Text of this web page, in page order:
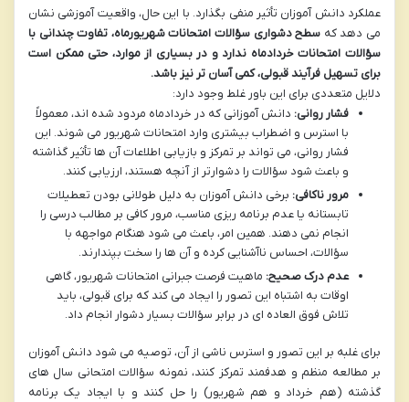
عملکرد دانش آموزان تأثیر منفی بگذارد. با این حال، واقعیت آموزشی نشان
می دهد که سطح دشواری سؤالات امتحانات شهریورماه، تفاوت چندانی با
سؤالات امتحانات خردادماه ندارد و در بسیاری از موارد، حتی ممکن است
برای تسهیل فرآیند قبولی، کمی آسان تر نیز باشد.
دلایل متعددی برای این باور غلط وجود دارد:
فشار روانی: دانش آموزانی که در خردادماه مردود شده اند، معمولاً
با استرس و اضطراب بیشتری وارد امتحانات شهریور می شوند. این
فشار روانی، می تواند بر تمرکز و بازیابی اطلاعات آن ها تأثیر گذاشته
و باعث شود سؤالات را دشوارتر از آنچه هستند، ارزیابی کنند.
مرور ناکافی: برخی دانش آموزان به دلیل طولانی بودن تعطیلات
تابستانه یا عدم برنامه ریزی مناسب، مرور کافی بر مطالب درسی را
انجام نمی دهند. همین امر، باعث می شود هنگام مواجهه با
سؤالات، احساس ناآشنایی کرده و آن ها را سخت بپندارند.
عدم درک صحیح: ماهیت فرصت جبرانی امتحانات شهریور، گاهی
اوقات به اشتباه این تصور را ایجاد می کند که برای قبولی، باید
تلاش فوق العاده ای در برابر سؤالات بسیار دشوار انجام داد.
برای غلبه بر این تصور و استرس ناشی از آن، توصیه می شود دانش آموزان
بر مطالعه منظم و هدفمند تمرکز کنند، نمونه سؤالات امتحانی سال های
گذشته (هم خرداد و هم شهریور) را حل کنند و با ایجاد یک برنامه